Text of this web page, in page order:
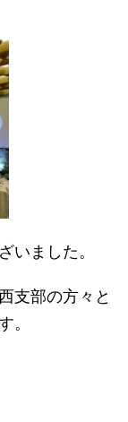
いました。
支部の方々と
。